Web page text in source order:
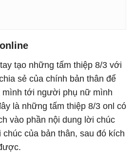
tạo những tấm thiệp 8/3 với
sẻ của chính bản thân để
mình tới người phụ nữ mình
là những tấm thiệp 8/3 onl có
vào phần nội dung lời chúc
của bản thân, sau đó kích